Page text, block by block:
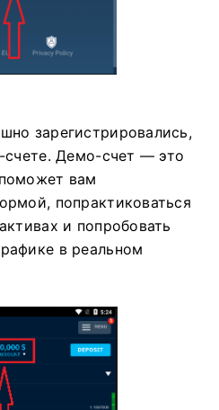
зарегистрировались,
Демо-счет — это
вам
попрактиковаться
и попробовать
в реальном